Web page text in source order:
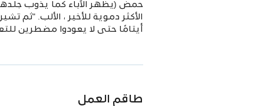
حمض (يظهر الآباء كما يذوب جلدهم
الأكثر دموية للأخير ، الألب. "ثم
أيتامًا حتى لا يعودوا مضطرين
طاقم العمل